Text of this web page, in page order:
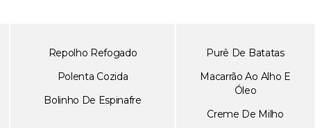
Repolho Refogado
Polenta Cozida
Bolinho De Espinafre
Purê De Batatas
Macarrão Ao Alho E
Óleo
Creme De Milho